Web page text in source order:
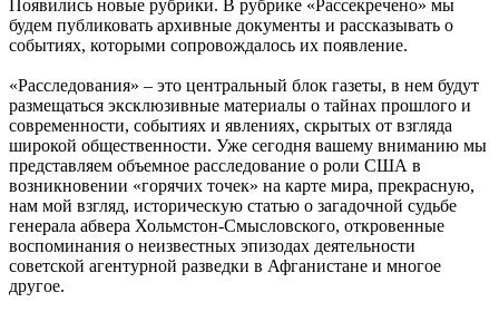
Появились новые рубрики. В рубрике «Рассекречено» мы
будем публиковать архивные документы и рассказывать о
событиях, которыми сопровождалось их появление.
«Расследования» – это центральный блок газеты, в нем будут
размещаться эксклюзивные материалы о тайнах прошлого и
современности, событиях и явлениях, скрытых от взгляда
широкой общественности. Уже сегодня вашему вниманию мы
представляем объемное расследование о роли США в
возникновении «горячих точек» на карте мира, прекрасную,
нам мой взгляд, историческую статью о загадочной судьбе
генерала абвера Хольмстон-Смысловского, откровенные
воспоминания о неизвестных эпизодах деятельности
советской агентурной разведки в Афганистане и многое
другое.